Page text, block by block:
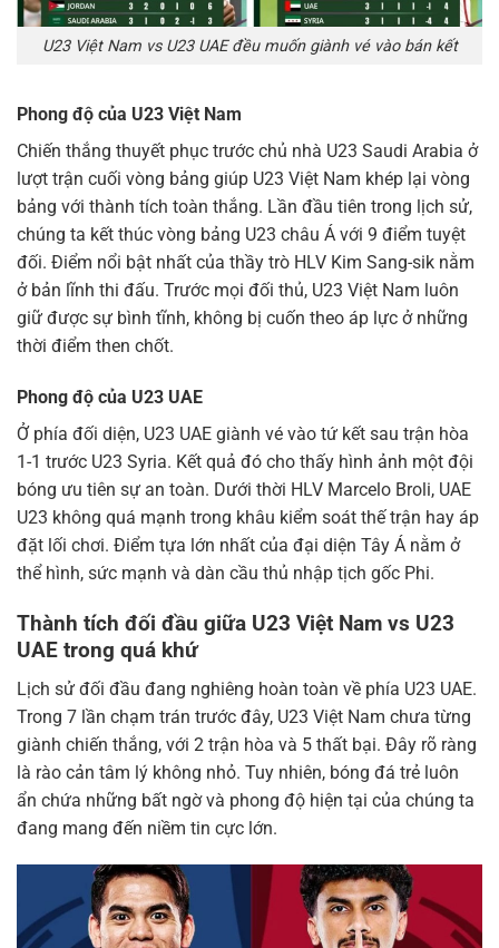
U23 Việt Nam vs U23 UAE đều muốn giành vé vào bán kết
Phong độ của U23 Việt Nam
Chiến thắng thuyết phục trước chủ nhà U23 Saudi Arabia ở
lượt trận cuối vòng bảng giúp U23 Việt Nam khép lại vòng
bảng với thành tích toàn thắng. Lần đầu tiên trong lịch sử,
chúng ta kết thúc vòng bảng U23 châu Á với 9 điểm tuyệt
đối. Điểm nổi bật nhất của thầy trò HLV Kim Sang-sik nằm
ở bản lĩnh thi đấu. Trước mọi đối thủ, U23 Việt Nam luôn
giữ được sự bình tĩnh, không bị cuốn theo áp lực ở những
thời điểm then chốt.
Phong độ của U23 UAE
Ở phía đối diện, U23 UAE giành vé vào tứ kết sau trận hòa
1-1 trước U23 Syria. Kết quả đó cho thấy hình ảnh một đội
bóng ưu tiên sự an toàn. Dưới thời HLV Marcelo Broli, UAE
U23 không quá mạnh trong khâu kiểm soát thế trận hay áp
đặt lối chơi. Điểm tựa lớn nhất của đại diện Tây Á nằm ở
thể hình, sức mạnh và dàn cầu thủ nhập tịch gốc Phi.
Thành tích đối đầu giữa U23 Việt Nam vs U23
UAE trong quá khứ
Lịch sử đối đầu đang nghiêng hoàn toàn về phía U23 UAE.
Trong 7 lần chạm trán trước đây, U23 Việt Nam chưa từng
giành chiến thắng, với 2 trận hòa và 5 thất bại. Đây rõ ràng
là rào cản tâm lý không nhỏ. Tuy nhiên, bóng đá trẻ luôn
ẩn chứa những bất ngờ và phong độ hiện tại của chúng ta
đang mang đến niềm tin cực lớn.